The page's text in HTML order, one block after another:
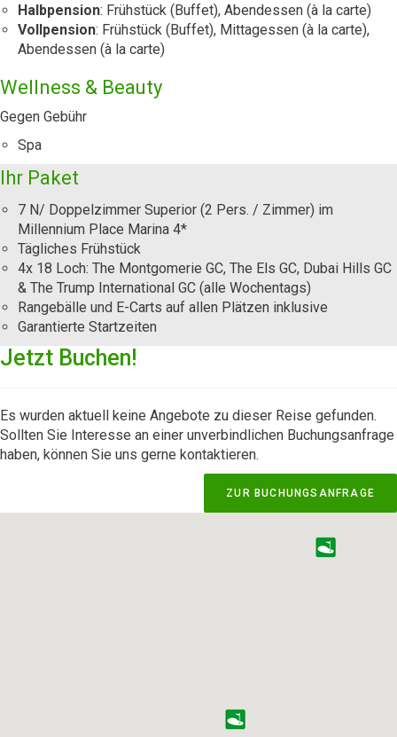
Halbpension: Frühstück (Buffet), Abendessen (à la carte)
Vollpension: Frühstück (Buffet), Mittagessen (à la carte),
Abendessen (à la carte)
Wellness & Beauty
Gegen Gebühr
Spa
Ihr Paket
7 N/ Doppelzimmer Superior (2 Pers. / Zimmer) im
Millennium Place Marina 4*
Tägliches Frühstück
4x 18 Loch: The Montgomerie GC, The Els GC, Dubai Hills GC
& The Trump International GC (alle Wochentags)
Rangebälle und E-Carts auf allen Plätzen inklusive
Garantierte Startzeiten
Jetzt Buchen!
Es wurden aktuell keine Angebote zu dieser Reise gefunden.
Sollten Sie Interesse an einer unverbindlichen Buchungsanfrage
haben, können Sie uns gerne kontaktieren.
ZUR BUCHUNGSANFRAGE